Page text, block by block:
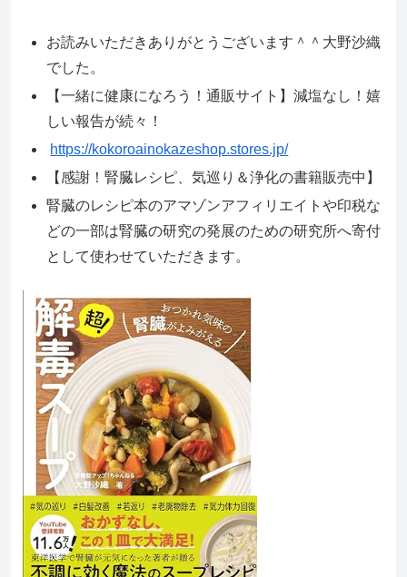
お読みいただきありがとうございます＾＾大野沙織
でした。
【一緒に健康になろう！通販サイト】減塩なし！嬉
しい報告が続々！
https://kokoroainokazeshop.stores.jp/
【感謝！腎臓レシピ、気巡り＆浄化の書籍販売中】
腎臓のレシピ本のアマゾンアフィリエイトや印税な
どの一部は腎臓の研究の発展のための研究所へ寄付
として使わせていただきます。